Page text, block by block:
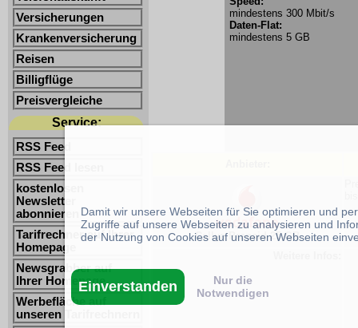
Versicherungen
Krankenversicherung
Reisen
Billigflüge
Preisvergleiche
Service:
RSS Feed
RSS Feed lesen
kostenlosen
Newsletter
abonnieren
Tarifrechner auf Ihrer
Homepage
Newsgrabber auf
Ihrer Homepage
Werbefläche auf
unseren Tarifrechnern
mindestens 300 Mbit/s
Daten-Flat:
mindestens 5 GB
Callya Prepaid 25 GB
Damit wir unsere Webseiten für Sie optimieren und
Zugriffe auf unsere Webseiten zu analysieren und
der Nutzung von Cookies auf unseren Webseiten
Einverstanden
Nur die
Notwendigen